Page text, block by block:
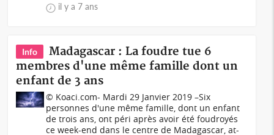
il y a 7 ans
Info
Madagascar : La foudre tue 6
membres d'une même famille dont un
enfant de 3 ans
© Koaci.com- Mardi 29 Janvier 2019 –Six
personnes d'une même famille, dont un enfant
de trois ans, ont péri après avoir été foudroyés
ce week-end dans le centre de Madagascar, at-